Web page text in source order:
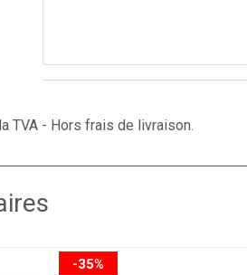
TVA - Hors frais de livraison.
-35%